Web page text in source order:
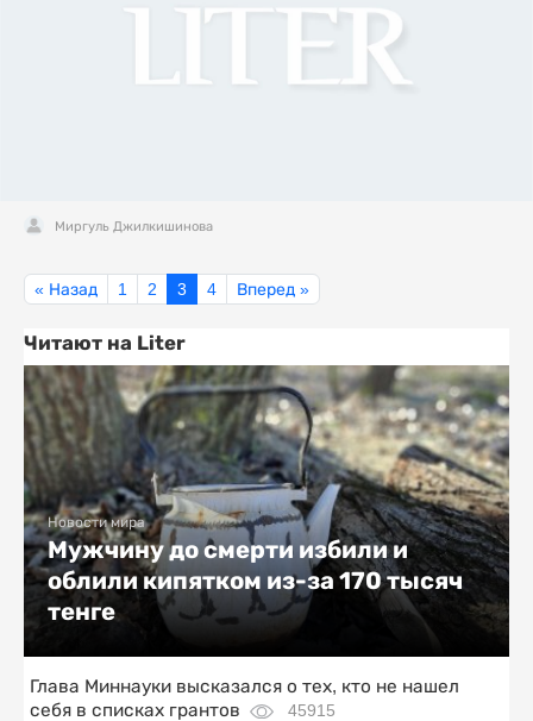
Миргуль Джилкишинова
« Назад 1 2 3 4 Вперед »
Читают на Liter
Новости мира
Мужчину до смерти избили и
облили кипятком из-за 170 тысяч
тенге
Глава Миннауки высказался о тех, кто не нашел
себя в списках грантов
45915